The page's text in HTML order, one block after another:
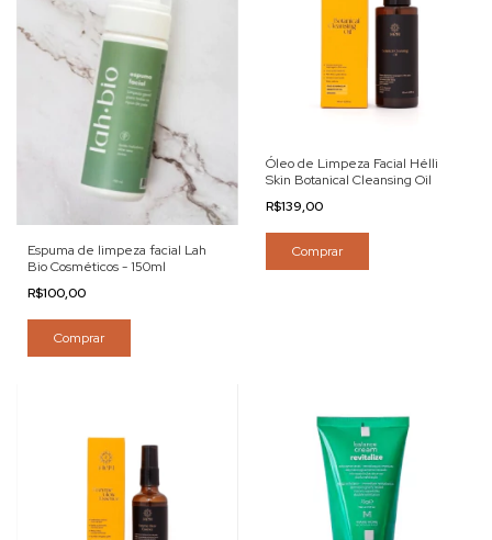
Espuma de limpeza facial Lah
Bio Cosméticos - 150ml
R$100,00
Comprar
Óleo de Limpeza Facial Hélli
Skin Botanical Cleansing Oil
R$139,00
Comprar